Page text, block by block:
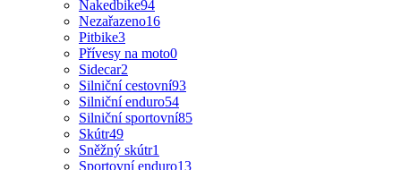
Nakedbike94
Nezařazeno16
Pitbike3
Přívesy na moto0
Sidecar2
Silniční cestovní93
Silniční enduro54
Silniční sportovní85
Skútr49
Sněžný skútr1
Sportovní enduro13